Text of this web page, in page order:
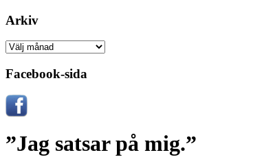
Arkiv
Arkiv
Facebook-sida
”Jag satsar på mig.”